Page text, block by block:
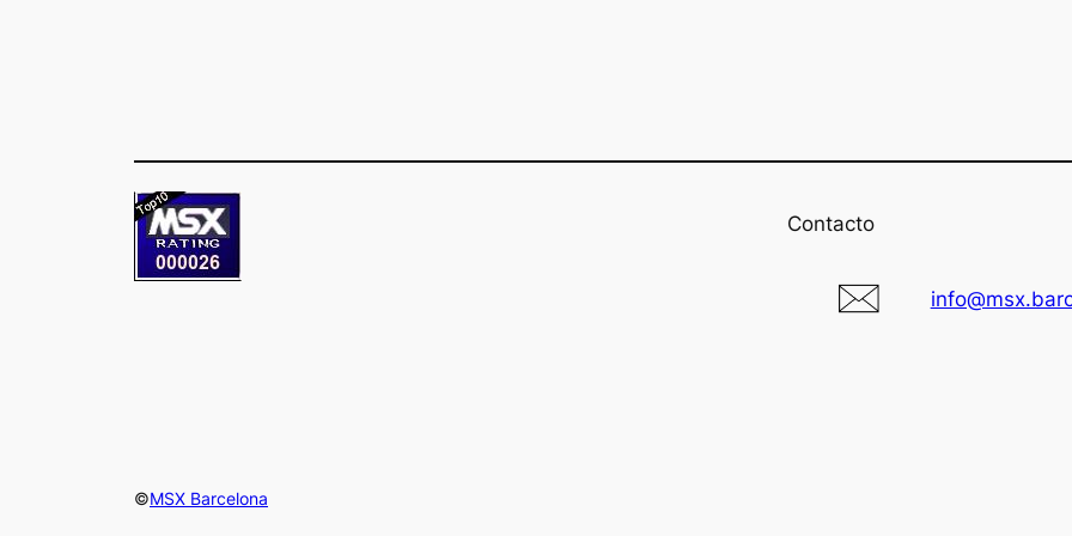
Contacto
©MSX Barcelona